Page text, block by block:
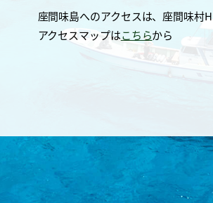
座間味島へのアクセスは、座間味村
アクセスマップはこちらから